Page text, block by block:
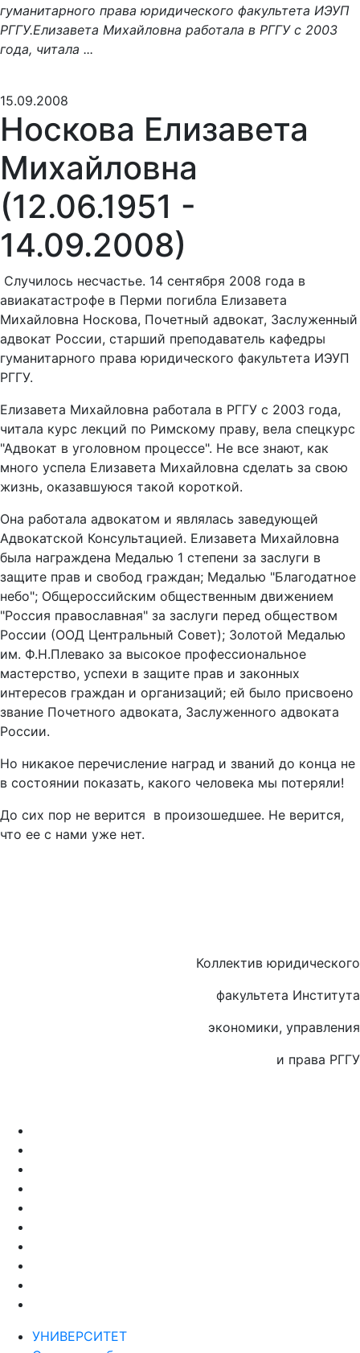
гуманитарного права юридического факультета ИЭУП
РГГУ.Елизавета Михайловна работала в РГГУ с 2003
года, читала ...
15.09.2008
Носкова Елизавета
Михайловна
(12.06.1951 -
14.09.2008)
Случилось несчастье. 14 сентября 2008 года в
авиакатастрофе в Перми погибла Елизавета
Михайловна Носкова, Почетный адвокат, Заслуженный
адвокат России, старший преподаватель кафедры
гуманитарного права юридического факультета ИЭУП
РГГУ.
Елизавета Михайловна работала в РГГУ с 2003 года,
читала курс лекций по Римскому праву, вела спецкурс
"Адвокат в уголовном процессе". Не все знают, как
много успела Елизавета Михайловна сделать за свою
жизнь, оказавшуюся такой короткой.
Она работала адвокатом и являлась заведующей
Адвокатской Консультацией. Елизавета Михайловна
была награждена Медалью 1 степени за заслуги в
защите прав и свобод граждан; Медалью "Благодатное
небо"; Общероссийским общественным движением
"Россия православная" за заслуги перед обществом
России (ООД Центральный Совет); Золотой Медалью
им. Ф.Н.Плевако за высокое профессиональное
мастерство, успехи в защите прав и законных
интересов граждан и организаций; ей было присвоено
звание Почетного адвоката, Заслуженного адвоката
России.
Но никакое перечисление наград и званий до конца не
в состоянии показать, какого человека мы потеряли!
До сих пор не верится в произошедшее. Не верится,
что ее с нами уже нет.
Коллектив юридического
факультета Института
экономики, управления
и права РГГУ
УНИВЕРСИТЕТ